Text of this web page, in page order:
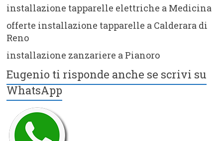
installazione tapparelle elettriche a Medicina
offerte installazione tapparelle a Calderara di
Reno
installazione zanzariere a Pianoro
Eugenio ti risponde anche se scrivi su
WhatsApp